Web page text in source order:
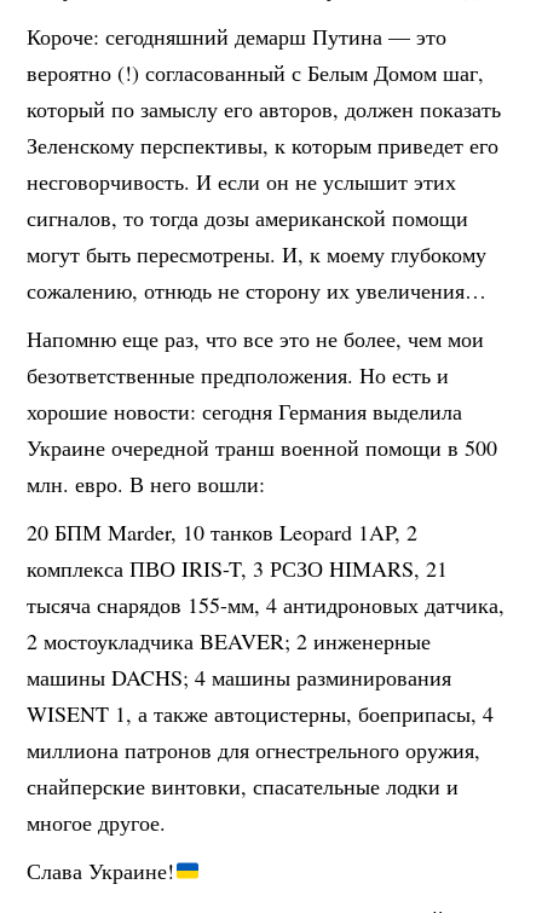
Короче: сегодняшний демарш Путина — это
вероятно (!) согласованный с Белым Домом шаг,
который по замыслу его авторов, должен показать
Зеленскому перспективы, к которым приведет его
несговорчивость. И если он не услышит этих
сигналов, то тогда дозы американской помощи
могут быть пересмотрены. И, к моему глубокому
сожалению, отнюдь не сторону их увеличения…
Напомню еще раз, что все это не более, чем мои
безответственные предположения. Но есть и
хорошие новости: сегодня Германия выделила
Украине очередной транш военной помощи в 500
млн. евро. В него вошли:
20 БПМ Marder, 10 танков Leopard 1AP, 2
комплекса ПВО IRIS-T, 3 РСЗО HIMARS, 21
тысяча снарядов 155-мм, 4 антидроновых датчика,
2 мостоукладчика BEAVER; 2 инженерные
машины DACHS; 4 машины разминирования
WISENT 1, а также автоцистерны, боеприпасы, 4
миллиона патронов для огнестрельного оружия,
снайперские винтовки, спасательные лодки и
многое другое.
Слава Украине!